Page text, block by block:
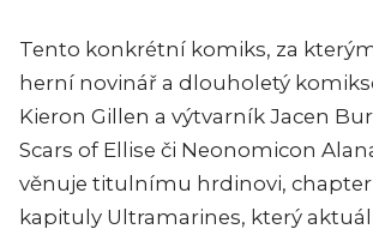
Tento konkrétní komiks, za
herní novinář a dlouholetý
Kieron Gillen a výtvarník Jacen
Scars of Ellise či Neonomicon
věnuje titulnímu hrdinovi,
kapituly Ultramarines, který